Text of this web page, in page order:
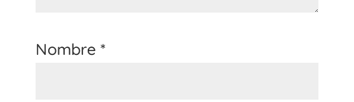
Nombre *